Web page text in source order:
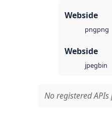
Webside
pngpng
Webside
jpegbin
No registered